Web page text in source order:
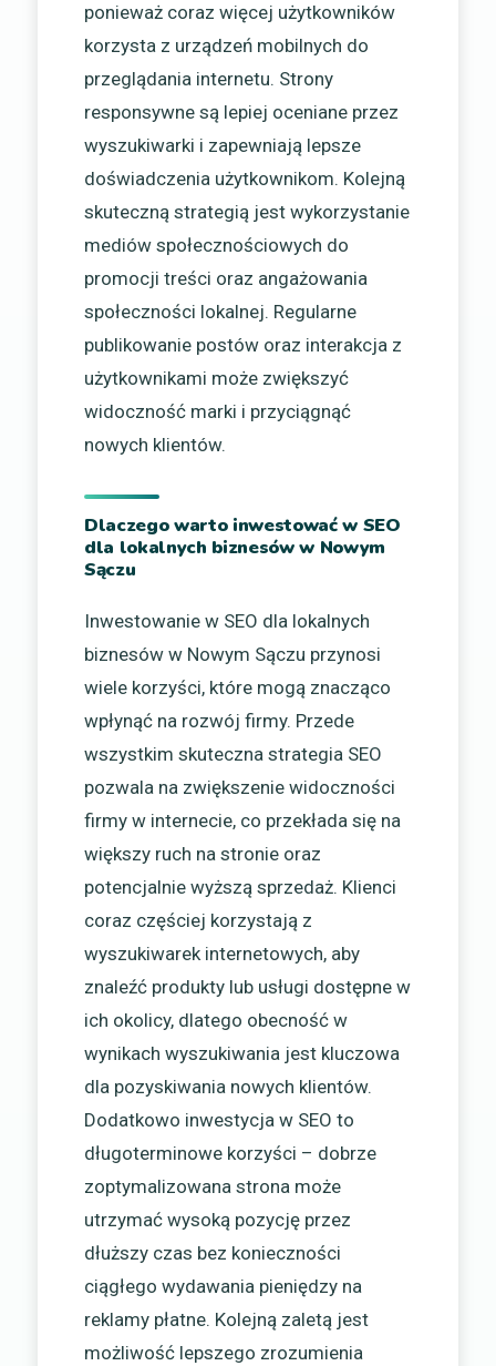
ponieważ coraz więcej użytkowników
korzysta z urządzeń mobilnych do
przeglądania internetu. Strony
responsywne są lepiej oceniane przez
wyszukiwarki i zapewniają lepsze
doświadczenia użytkownikom. Kolejną
skuteczną strategią jest wykorzystanie
mediów społecznościowych do
promocji treści oraz angażowania
społeczności lokalnej. Regularne
publikowanie postów oraz interakcja z
użytkownikami może zwiększyć
widoczność marki i przyciągnąć
nowych klientów.
Dlaczego warto inwestować w SEO
dla lokalnych biznesów w Nowym
Sączu
Inwestowanie w SEO dla lokalnych
biznesów w Nowym Sączu przynosi
wiele korzyści, które mogą znacząco
wpłynąć na rozwój firmy. Przede
wszystkim skuteczna strategia SEO
pozwala na zwiększenie widoczności
firmy w internecie, co przekłada się na
większy ruch na stronie oraz
potencjalnie wyższą sprzedaż. Klienci
coraz częściej korzystają z
wyszukiwarek internetowych, aby
znaleźć produkty lub usługi dostępne w
ich okolicy, dlatego obecność w
wynikach wyszukiwania jest kluczowa
dla pozyskiwania nowych klientów.
Dodatkowo inwestycja w SEO to
długoterminowe korzyści – dobrze
zoptymalizowana strona może
utrzymać wysoką pozycję przez
dłuższy czas bez konieczności
ciągłego wydawania pieniędzy na
reklamy płatne. Kolejną zaletą jest
możliwość lepszego zrozumienia